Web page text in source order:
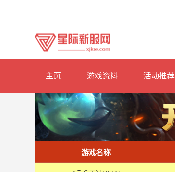
主页 游戏资料 活动推荐
游戏名称